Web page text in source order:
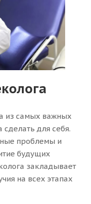
из самых важных
для себя.
проблемы и
будущих
закладывает
на всех этапах